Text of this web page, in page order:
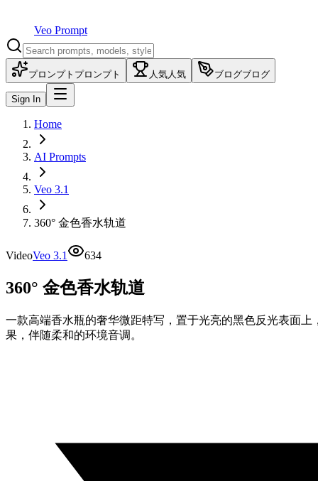
Veo Prompt
プロンプト プロンプト 人気人気 ブログブログ
Sign In
Home
AI Prompts
Veo 3.1
360° 金色香水轨道
VideoVeo 3.1 634
360° 金色香水轨道
一款高端香水瓶的奢华微距特写，置于光亮的黑色反光表面
果，伴随柔和的环境音调。